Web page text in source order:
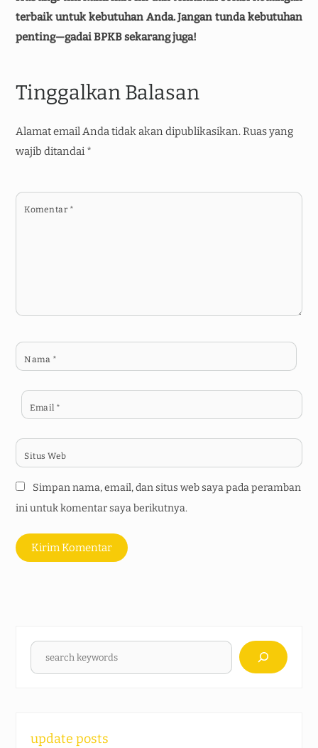
terbaik untuk kebutuhan Anda. Jangan tunda kebutuhan
penting—gadai BPKB sekarang juga!
Tinggalkan Balasan
Alamat email Anda tidak akan dipublikasikan.Ruas yang
wajib ditandai *
Komentar *
Nama *
Email *
Situs Web
Simpan nama, email, dan situs web saya pada peramban
ini untuk komentar saya berikutnya.
Cari
update posts